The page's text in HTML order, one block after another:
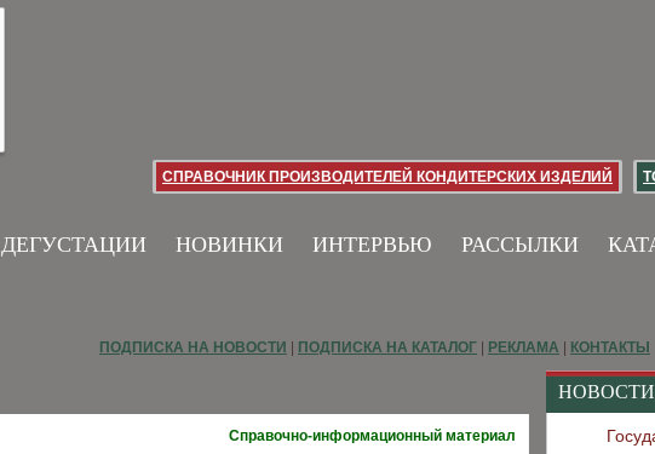
СПРАВОЧНИК ПРОИЗВОДИТЕЛЕЙ КОНДИТЕРСКИХ ИЗДЕЛИЙ
ДЕГУСТАЦИИ НОВИНКИ ИНТЕРВЬЮ РАССЫЛКИ
ПОДПИСКА НА НОВОСТИ ПОДПИСКА НА КАТАЛОГ РЕКЛАМА КОНТАКТЫ
Справочно-информационный материал